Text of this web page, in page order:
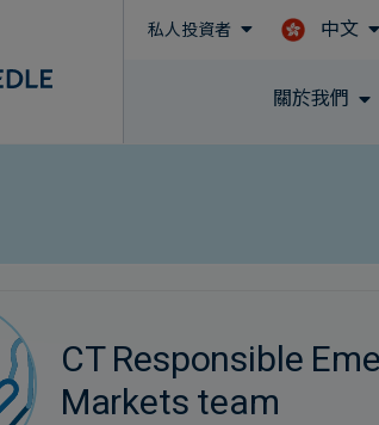
私人投資者 中文
關於我們
CT Responsible
Markets team